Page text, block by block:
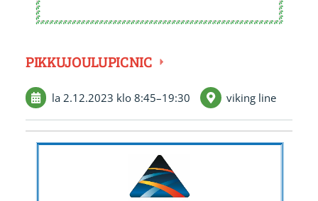
PIKKUJOULUPICNIC
la 2.12.2023 klo 8:45–19:30 viking line